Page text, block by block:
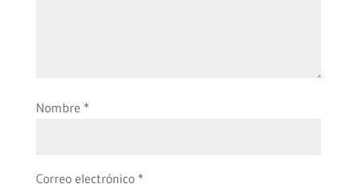
Nombre *
Correo electrónico *